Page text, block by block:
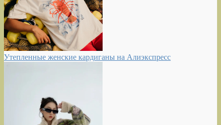
Утепленные женские кардиганы на Алиэкспресс